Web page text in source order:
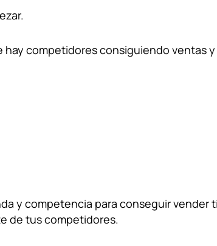
competidores consiguiendo ventas
y competencia para conseguir vender
de tus competidores.